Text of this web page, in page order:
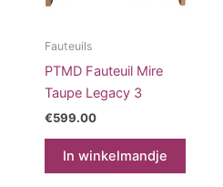
Fauteuils
PTMD Fauteuil Mire
Taupe Legacy 3
€599.00
In winkelmandje